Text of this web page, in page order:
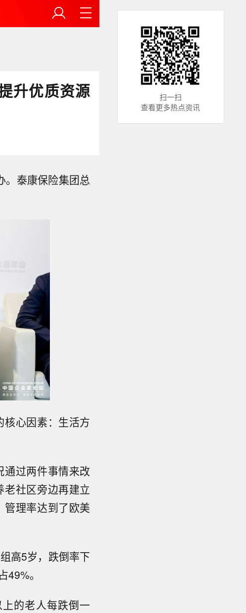
升优质资源
。泰康保险集团总
心因素：生活方
过两件事情来改
社区旁边再建立
理率达到了欧美
高5岁，跌倒率下
。
的老人每跌倒一
扫一扫
查看更多热点资讯